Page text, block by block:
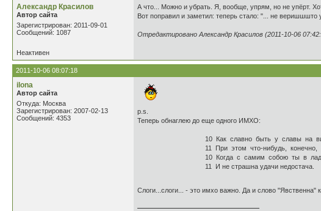
Александр Красилов
Автор сайта
Зарегистрирован: 2011-09-01
Сообщений: 1087
А что... Можно и убрать. Я, вообще, упрям, но не упёрт.
Вот поправил и заметил: теперь стало: "... не
Отредактировано Александр Красилов (2011-10-06
Неактивен
2011-10-06 08:07:18
ilona
Автор сайта
Откуда: Москва
Зарегистрирован: 2007-02-13
Сообщений: 4353
p.s.
Теперь обнаглею до еще одного ИМХО:
10 Как славно быть у славы на
11 При этом что-нибудь, конечно,
10 Когда с самим собою ты в
11 И не страшна удачи недостача.
Слоги...слоги... - это имхо важно. Да и слово "Явственна"